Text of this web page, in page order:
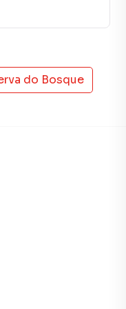
de vida para
meio a natureza
muita energia.
brincando e
felicidade, diversão e
do Bosque